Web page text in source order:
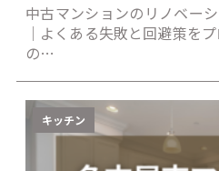
中古マンションのリノベー
｜よくある失敗と回避策を
の…
キッチン